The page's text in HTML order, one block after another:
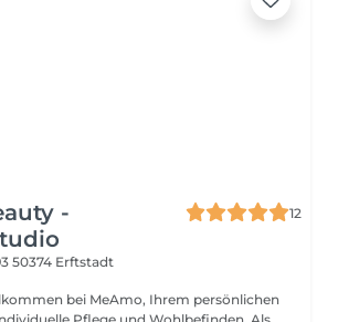
-
12
50374 Erftstadt
bei MeAmo, Ihrem persönlichen